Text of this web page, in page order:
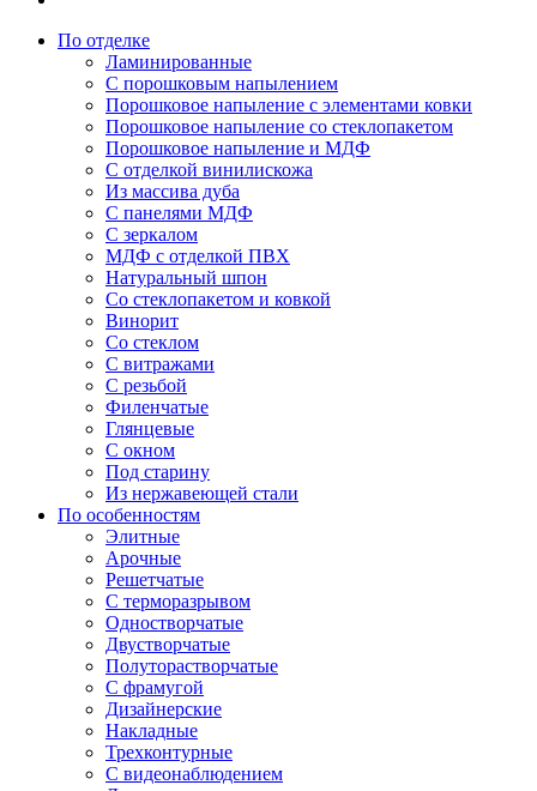
По отделке
Ламинированные
С порошковым напылением
Порошковое напыление с элементами ковки
Порошковое напыление со стеклопакетом
Порошковое напыление и МДФ
С отделкой винилискожа
Из массива дуба
С панелями МДФ
С зеркалом
МДФ с отделкой ПВХ
Натуральный шпон
Со стеклопакетом и ковкой
Винорит
Со стеклом
С витражами
С резьбой
Филенчатые
Глянцевые
С окном
Под старину
Из нержавеющей стали
По особенностям
Элитные
Арочные
Решетчатые
С терморазрывом
Одностворчатые
Двустворчатые
Полуторастворчатые
С фрамугой
Дизайнерские
Накладные
Трехконтурные
С видеонаблюдением